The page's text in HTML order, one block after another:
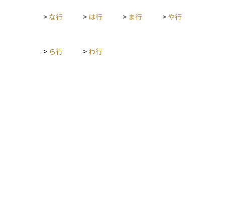
に扱うべき上級者向けの取引手法です。
> な行 > は行 > ま行 > や行
> ら行 > わ行